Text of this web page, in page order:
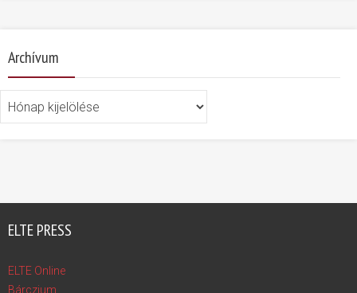
Archívum
Archívum
ELTE PRESS
ELTE Online
Bárczium